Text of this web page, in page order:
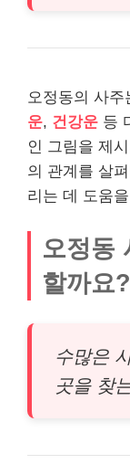
오정동의 사주
운, 건강운 등
인 그림을 제
의 관계를 살
리는 데 도움
오정동
할까요?
수많은
곳을 찾